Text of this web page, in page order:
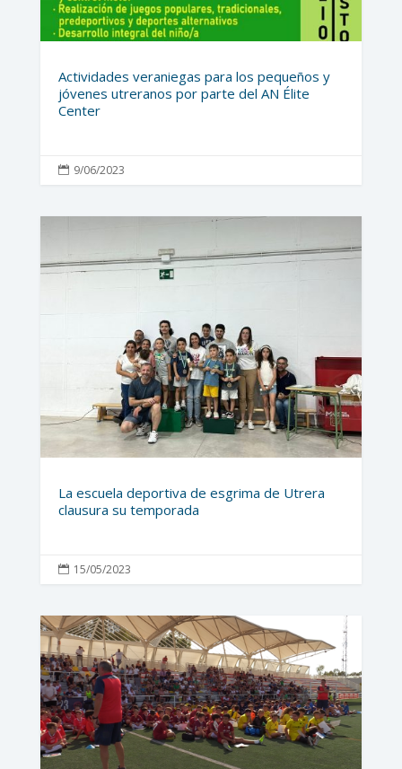
Actividades veraniegas para los pequeños y
jóvenes utreranos por parte del AN Élite
Center
 9/06/2023
La escuela deportiva de esgrima de Utrera
clausura su temporada
 15/05/2023